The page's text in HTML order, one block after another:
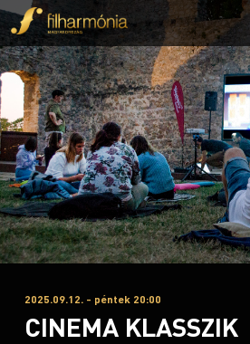
2025.09.12. - péntek 20:00
CINEMA KLASSZIK